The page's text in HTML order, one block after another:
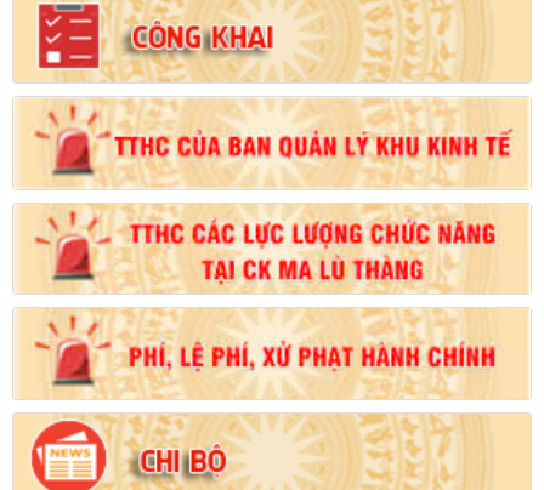
Số:102/2024/NĐ-CP
Tên:(Nghị định Quy định chi tiết thi hành một số điều của Luật
Đất đai)